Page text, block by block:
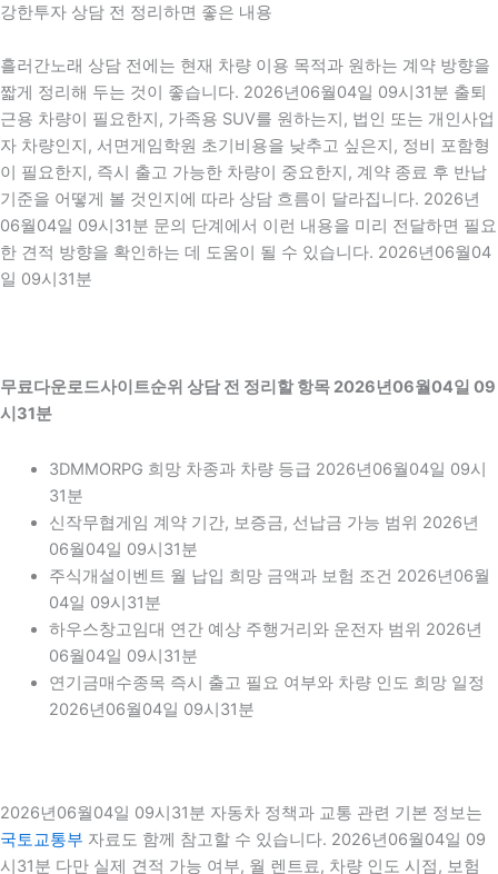
강한투자 상담 전 정리하면 좋은 내용
흘러간노래 상담 전에는 현재 차량 이용 목적과 원하는 계약 방향을
짧게 정리해 두는 것이 좋습니다. 2026년06월04일 09시31분 출퇴
근용 차량이 필요한지, 가족용 SUV를 원하는지, 법인 또는 개인사업
자 차량인지, 서면게임학원 초기비용을 낮추고 싶은지, 정비 포함형
이 필요한지, 즉시 출고 가능한 차량이 중요한지, 계약 종료 후 반납
기준을 어떻게 볼 것인지에 따라 상담 흐름이 달라집니다. 2026년
06월04일 09시31분 문의 단계에서 이런 내용을 미리 전달하면 필요
한 견적 방향을 확인하는 데 도움이 될 수 있습니다. 2026년06월04
일 09시31분
무료다운로드사이트순위 상담 전 정리할 항목 2026년06월04일 09
시31분
3DMMORPG 희망 차종과 차량 등급 2026년06월04일 09시
31분
신작무협게임 계약 기간, 보증금, 선납금 가능 범위 2026년
06월04일 09시31분
주식개설이벤트 월 납입 희망 금액과 보험 조건 2026년06월
04일 09시31분
하우스창고임대 연간 예상 주행거리와 운전자 범위 2026년
06월04일 09시31분
연기금매수종목 즉시 출고 필요 여부와 차량 인도 희망 일정
2026년06월04일 09시31분
2026년06월04일 09시31분 자동차 정책과 교통 관련 기본 정보는
국토교통부 자료도 함께 참고할 수 있습니다. 2026년06월04일 09
시31분 다만 실제 견적 가능 여부, 월 렌트료, 차량 인도 시점, 보험